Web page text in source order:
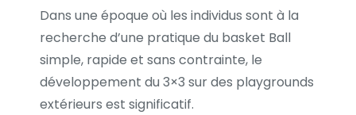
Dans une époque où les individus sont à la
recherche d’une pratique du basket Ball
simple, rapide et sans contrainte, le
développement du 3×3 sur des playgrounds
extérieurs est significatif.